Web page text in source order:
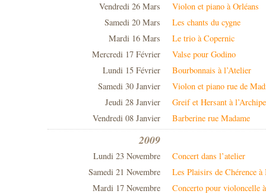
Vendredi 26 Mars
Violon et piano à Orléans
Samedi 20 Mars
Les chants du cygne
Mardi 16 Mars
Le trio à Copernic
Mercredi 17 Février
Valse pour Godino
Lundi 15 Février
Bourbonnais à l’Atelier
Samedi 30 Janvier
Violon et piano rue de
Jeudi 28 Janvier
Greif et Hersant à
Vendredi 08 Janvier
Barberine rue Madame
2009
Lundi 23 Novembre
Concert dans l’atelier
Samedi 21 Novembre
Les Plaisirs de Chérence à
Mardi 17 Novembre
Concerto pour violoncelle